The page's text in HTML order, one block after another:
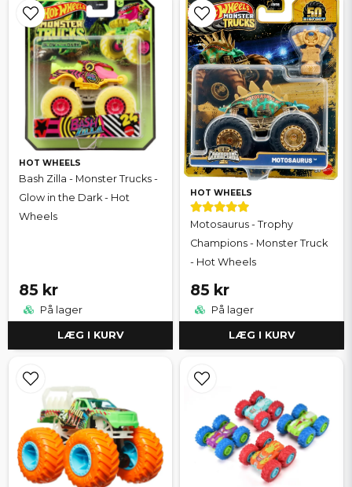
HOT WHEELS
Bash Zilla - Monster Trucks -
Glow in the Dark - Hot
Wheels
85 kr
På lager
LÆG I KURV
HOT WHEELS
Motosaurus - Trophy
Champions - Monster Truck
- Hot Wheels
85 kr
På lager
LÆG I KURV